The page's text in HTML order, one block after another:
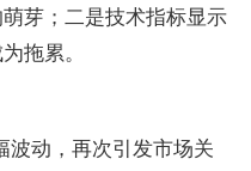
芽；二是技术指标显示
拖累。
波动，再次引发市场关